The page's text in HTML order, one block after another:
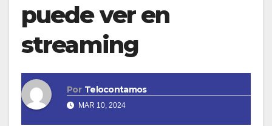
puede ver en
streaming
Por Telocontamos
MAR 10, 2024